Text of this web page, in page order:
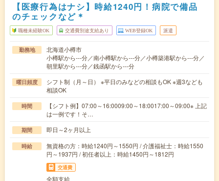
【医療行為はナシ】時給1240円！病院で備品
のチェックなど＊
職種未経験OK 交通費別途支給あり WEB登録OK 派遣
勤務地
北海道小樽市
小樽駅から---分／南小樽駅から---分／小樽築港駅から---分／
朝里駅から---分／銭函駅から---分
曜日頻度
シフト制（月～日） ※平日のみなどの相談もOK ※週3なども
相談OK
時間
【シフト例】07:00～16:0009:00～18:0017:00～09:00※ 上記
は一例です！そ…
期間 即日～2ヶ月以上
時給
無資格の方：時給1240円～1550円 / 介護福祉士：時給1550
円～1937円 / 初任者以上：時給1450円～1812円
交通費
全額支給